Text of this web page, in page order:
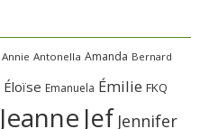
Annie Antonella Amanda Bernard
Éloïse Emanuela Émilie FKQ
Jeanne Jef Jennifer